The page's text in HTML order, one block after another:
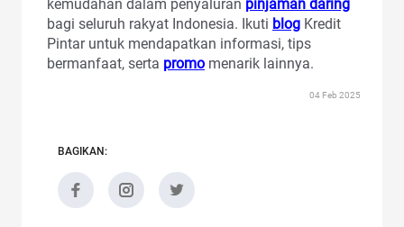
kemudahan dalam penyaluran pinjaman daring
bagi seluruh rakyat Indonesia. Ikuti blog Kredit
Pintar untuk mendapatkan informasi, tips
bermanfaat, serta promo menarik lainnya.
04 Feb 2025
BAGIKAN: